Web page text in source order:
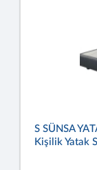
S SÜNSA
Kişilik Yatak